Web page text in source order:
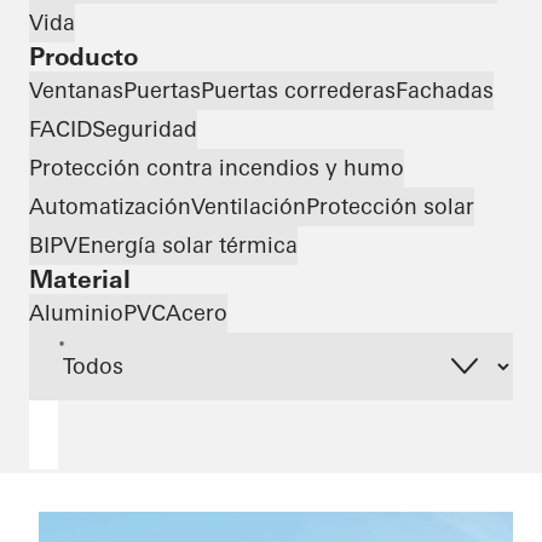
Vida
Producto
VentanasPuertasPuertas correderasFachadas
FACIDSeguridad
Protección contra incendios y humo
AutomatizaciónVentilaciónProtección solar
BIPVEnergía solar térmica
Material
AluminioPVCAcero
*